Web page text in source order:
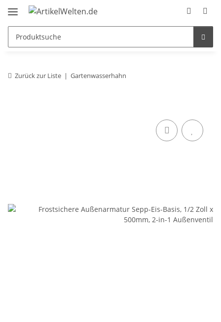
Zurück zur Liste Gartenwasserhahn